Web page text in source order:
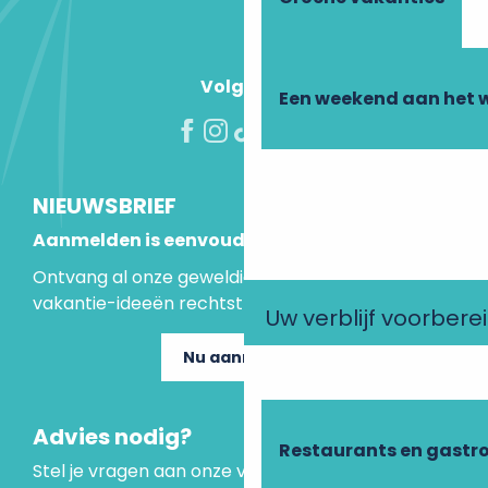
Een weekend aan het
Uw verblijf
Restaurants en
Volg ons!
NIEUWSBRIEF
Aanmelden is eenvoudig
Ontvang al onze geweldige aanbiedingen en
vakantie-ideeën rechtstreeks in je inbox.
Nu aanmelden
Advies nodig?
Stel je vragen aan onze virtuele assistent, die er is